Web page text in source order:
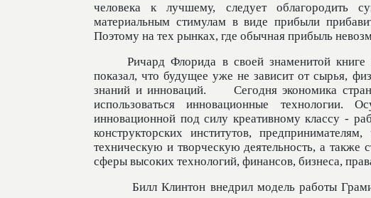
человека к лучшему, следует облагородить
материальным стимулам в виде прибыли
Поэтому на тех рынках, где обычная прибыль
Ричард Флорида в своей знаменитой
показал, что будущее уже не зависит от сырья,
знаний и инноваций.
Сегодня экономика
использоваться инновационные технологии.
инновационной под силу креативному классу -
конструкторских институтов,
техническую и творческую деятельность, а также
сферы высоких технологий, финансов, бизнеса,
Билл Клинтон внедрил модель работы